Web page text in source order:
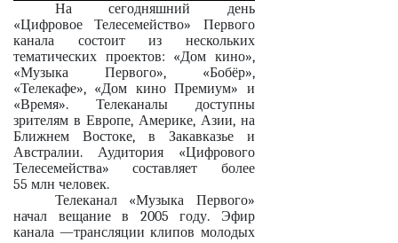
На сегодняшний день
«Цифровое Телесемейство» Первого
канала состоит из нескольких
тематических проектов: «Дом кино»,
«Музыка Первого», «Бобёр»,
«Телекафе», «Дом кино Премиум» и
«Время». Телеканалы доступны
зрителям в Европе, Америке, Азии, на
Ближнем Востоке, в Закавказье и
Австралии. Аудитория «Цифрового
Телесемейства» составляет более
55 млн человек.
Телеканал «Музыка Первого»
начал вещание в 2005 году. Эфир
канала —трансляции клипов молодых